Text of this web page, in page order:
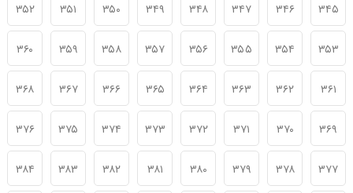
۳۴۵ ۳۴۶ ۳۴۷ ۳۴۸ ۳۴۹ ۳۵۰ ۳۵۱ ۳۵۲
۳۵۳ ۳۵۴ ۳۵۵ ۳۵۶ ۳۵۷ ۳۵۸ ۳۵۹ ۳۶۰
۳۶۱ ۳۶۲ ۳۶۳ ۳۶۴ ۳۶۵ ۳۶۶ ۳۶۷ ۳۶۸
۳۶۹ ۳۷۰ ۳۷۱ ۳۷۲ ۳۷۳ ۳۷۴ ۳۷۵ ۳۷۶
۳۷۷ ۳۷۸ ۳۷۹ ۳۸۰ ۳۸۱ ۳۸۲ ۳۸۳ ۳۸۴